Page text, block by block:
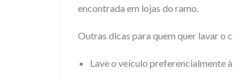
encontrada em lojas do ramo.
Outras dicas para quem quer lavar o
Lave o veículo preferencialmente